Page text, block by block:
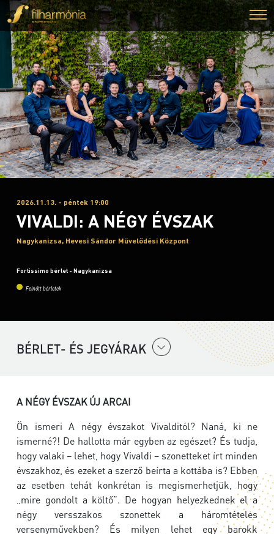
2026.11.13. - péntek 19:00
VIVALDI: A NÉGY ÉVSZAK
Nagykanizsa, Hevesi Sándor Művelődési Központ
Fortissimo bérlet - Nagykanizsa
Felnőtt bérletek
BÉRLET- ÉS JEGYÁRAK
A NÉGY ÉVSZAK ÚJ ARCAI
Ön ismeri A négy évszakot Vivalditól? Naná, ki ne
ismerné?! De hallotta már egyben az egészet? És tudja,
hogy valaki – lehet, hogy Vivaldi – szonetteket írt minden
évszakhoz, és ezeket a szerző beírta a kottába is? Ebben
az esetben tehát konkrétan is megismerhetjük, hogy
„mire gondolt a költő”. De hogyan helyezkednek el a
négy versszakos szonettek a háromtételes
versenyművekben? És milyen lehet egy barokk